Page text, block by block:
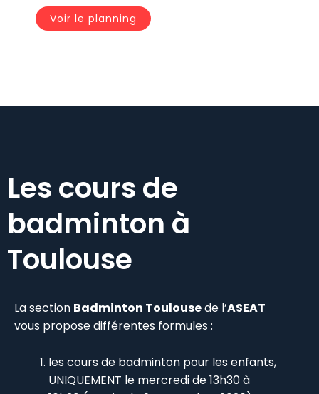
Voir le planning
Les cours de
badminton à
Toulouse
La section Badminton Toulousede l’ASEAT
vous propose différentes formules :
les cours de badminton pour les enfants,
UNIQUEMENT le mercredi de 13h30 à